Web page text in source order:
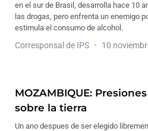
en el sur de Brasil, desarrolla hace 10
las drogas, pero enfrenta un enemigo
estimula el consumo de alcohol.
Corresponsal de IPS 10
MOZAMBIQUE:
sobre la tierra
Un ano despues de ser elegido